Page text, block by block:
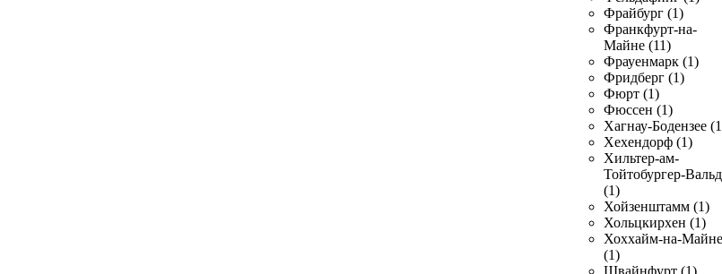
Фрайбург (1)
Франкфурт-на-
Майне (11)
Фрауенмарк (1)
Фридберг (1)
Фюрт (1)
Фюссен (1)
Хагнау-Бодензее
Хехендорф (1)
Хильтер-ам-
Тойтобургер-Вальд
(1)
Хойзенштамм (1)
Хольцкирхен (1)
Хоххайм-на-Майне
(1)
Швайнфурт (1)